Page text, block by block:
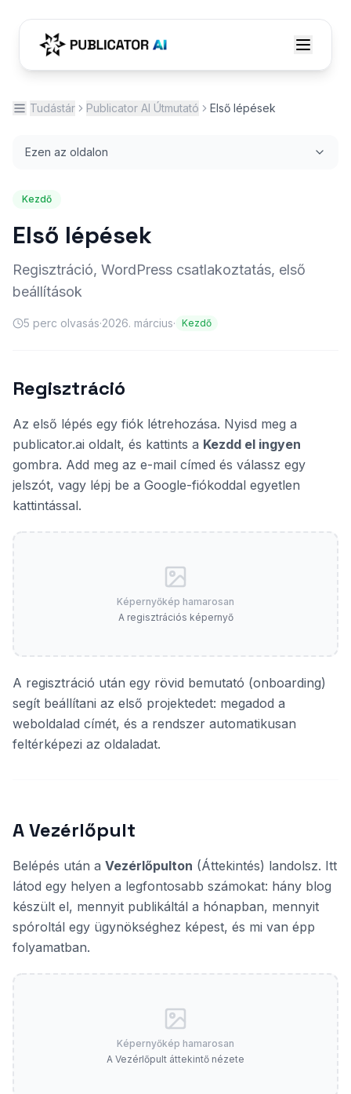
Tudástár Publicator AI Útmutató Első lépések
Ezen az oldalon
Kezdő
Első lépések
Regisztráció, WordPress csatlakoztatás, első
beállítások
5 perc olvasás·2026. március· Kezdő
Regisztráció
Az első lépés egy fiók létrehozása. Nyisd meg a
publicator.ai oldalt, és kattints a Kezdd el ingyen
gombra. Add meg az e-mail címed és válassz egy
jelszót, vagy lépj be a Google-fiókoddal egyetlen
kattintással.
Képernyőkép hamarosan
A regisztrációs képernyő
A regisztráció után egy rövid bemutató (onboarding)
segít beállítani az első projektedet: megadod a
weboldalad címét, és a rendszer automatikusan
feltérképezi az oldaladat.
A Vezérlőpult
Belépés után a Vezérlőpulton (Áttekintés) landolsz. Itt
látod egy helyen a legfontosabb számokat: hány blog
készült el, mennyit publikáltál a hónapban, mennyit
spóroltál egy ügynökséghez képest, és mi van épp
folyamatban.
Képernyőkép hamarosan
A Vezérlőpult áttekintő nézete